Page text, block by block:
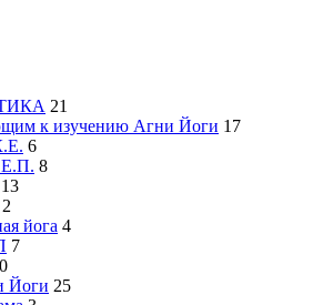
21
к изучению Агни Йоги 17
6
Е.П. 8
13
2
йога 4
7
Йоги 25